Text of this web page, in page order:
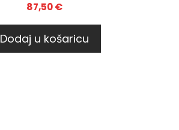
87,50€
Dodaj u košaricu